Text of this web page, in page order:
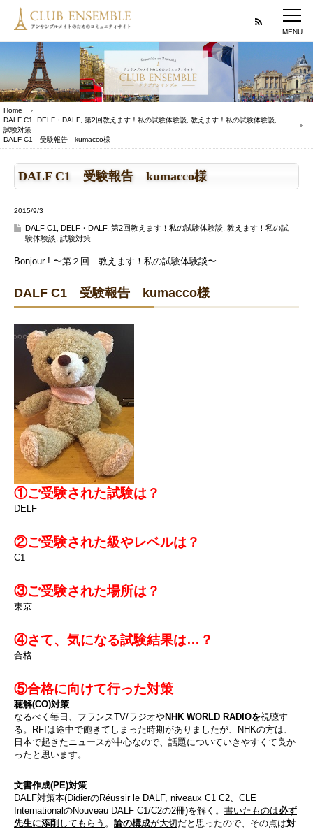
Home
DALF C1
DELF・DALF 第2回教えます！私の試験体験談 教えます！私の試験体験談
試験対策
DALF C1 受験報告 kumacco様
DALF C1 受験報告 kumacco様
2015/9/3
DALF C1 DELF・DALF, 第2回教えます！私の試験体験談 教えます！私の試
験体験談 試験対策
Bonjour ! 〜第２回 教えます！私の試験体験談〜
DALF C1 受験報告 kumacco様
①ご受験された試験は？
DELF
②ご受験された級やレベルは？
C1
③ご受験された場所は？
東京
④さて、気になる試験結果は…？
合格
⑤合格に向けて行った対策
聴解(CO)対策
なるべく毎日、 フランスTV/ラジオやNHK WORLD RADIOを視聴す
る。RFIは途中で飽きてしまった時期がありましたが、NHKの方は、
日本で起きたニュースが中心なので、話題についていきやすくて良か
ったと思います。
文書作成(PE)対策
DALF対策本(DidierのRéussir le DALF, niveaux C1 C2、CLE
InternationalのNouveau DALF C1/C2の2冊)を解く。 書いたものは必ず
先生に添削 してもらう 。 論の構成が大切だと思ったので、その点は対